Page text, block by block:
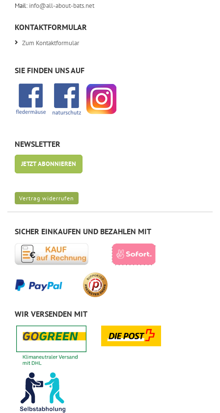
Mail: info@all-about-bats.net
KONTAKTFORMULAR
Zum Kontaktformular
SIE FINDEN UNS AUF
NEWSLETTER
JETZT ABONNIEREN
Vertrag widerrufen
SICHER EINKAUFEN UND BEZAHLEN MIT
WIR VERSENDEN MIT